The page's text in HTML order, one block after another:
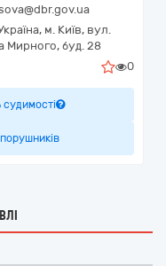
, м. Київ, вул.
Мирного, буд. 28
0
судимості